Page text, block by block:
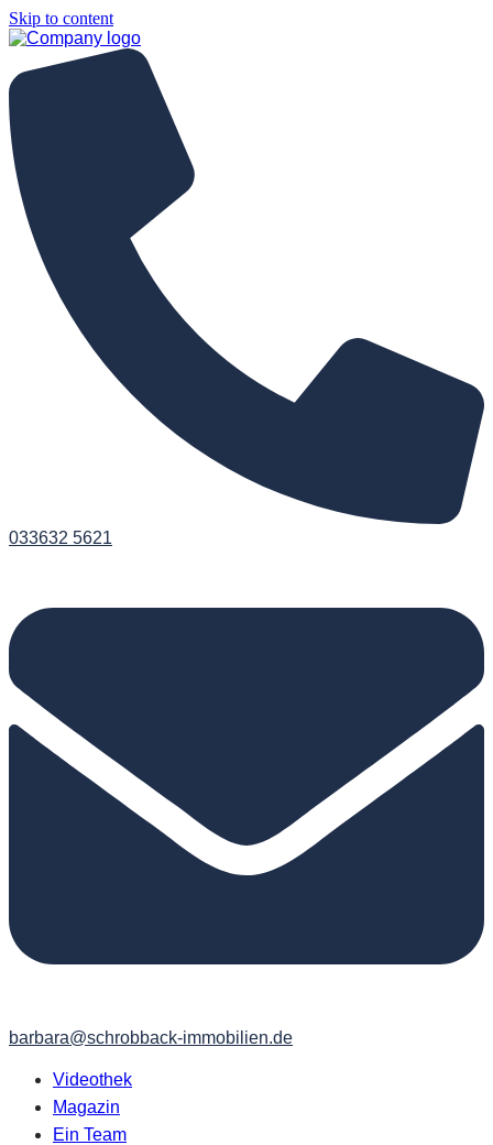
Skip to content
033632 5621
barbara@schrobback-immobilien.de
Videothek
Magazin
Ein Team